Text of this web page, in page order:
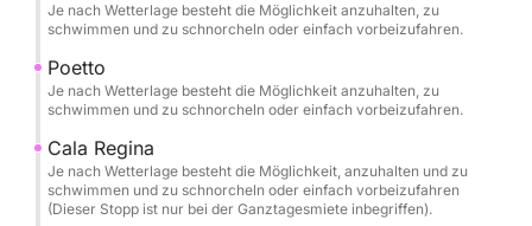
Wenn Sie Ihr Erlebnis verlängern möchten, können
einen Stopp in Mari Pintau, einem der
spektakulärsten Strände Südsardiniens, berühmt für
sein türkisfarbenes Wasser und die farbenprächtigen
Spiegelungen.
Je nach Wetterlage besteht die Möglichkeit anzuhalten, zu
schwimmen und zu schnorcheln oder einfach vorbeizufahren.
Poetto
Je nach Wetterlage besteht die Möglichkeit anzuhalten, zu
schwimmen und zu schnorcheln oder einfach vorbeizufahren.
Cala Regina
Je nach Wetterlage besteht die Möglichkeit, anzuhalten und zu
schwimmen und zu schnorcheln oder einfach vorbeizufahren
(Dieser Stopp ist nur bei der Ganztagesmiete inbegriffen).